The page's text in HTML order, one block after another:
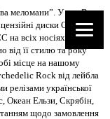
меломани”. У нас Ви
диски CD, DVD,
на всіх носіях. В
від її стилю та року
місце на нашому
Rock від лейбла
релізами української
Океан Ельзи, Скрябін,
щодо замовлення